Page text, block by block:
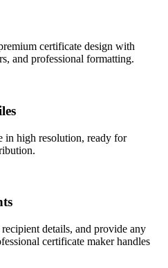
certificate design with
and professional formatting.
in high resolution, ready for
details, and provide any
certificate maker handles